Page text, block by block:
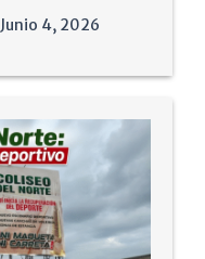
Junio 4, 2026